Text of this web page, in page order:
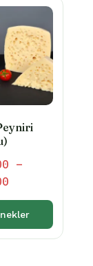
–
aralığı:
₺ 295,00
-